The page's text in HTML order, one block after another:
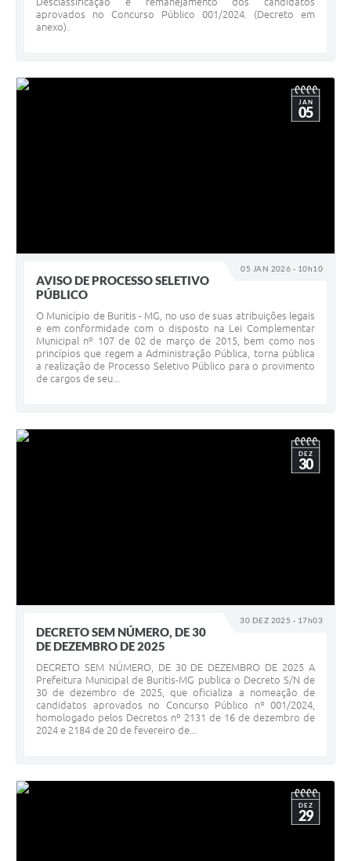
aprovados no Concurso Público 001/2024. (Decreto em
anexo).
05 JAN 2026 - 10h10
JAN
05
AVISO DE PROCESSO SELETIVO
PÚBLICO
O Município de Buritis - MG, no uso de suas atribuições legais
e em conformidade com o disposto na Lei Complementar
Municipal nº 107 de 02 de março de 2015, bem como nos
princípios que regem a Administração Pública, torna pública
a realização de Processo Seletivo Público para o provimento
de cargos de seu...
30 DEZ 2025 - 17h03
DEZ
30
DECRETO SEM NÚMERO, DE 30
DE DEZEMBRO DE 2025
DECRETO SEM NÚMERO, DE 30 DE DEZEMBRO DE 2025 A
Prefeitura Municipal de Buritis-MG publica o Decreto S/N de
30 de dezembro de 2025, que oficializa a nomeação de
candidatos aprovados no Concurso Público nº 001/2024,
homologado pelos Decretos nº 2131 de 16 de dezembro de
2024 e 2184 de 20 de fevereiro de...
DEZ
29